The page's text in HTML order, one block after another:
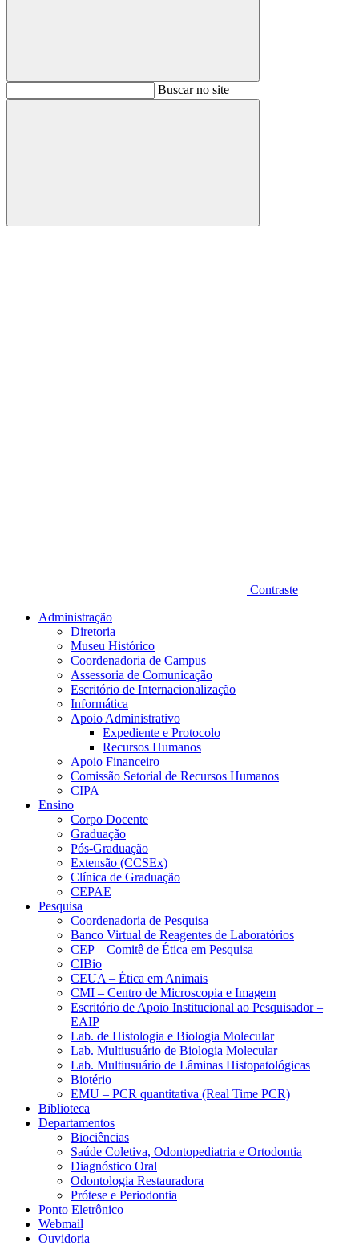
BuscarBuscar no site
Buscar
Contraste
Administração
Diretoria
Museu Histórico
Coordenadoria de Campus
Assessoria de Comunicação
Escritório de Internacionalização
Informática
Apoio Administrativo
Expediente e Protocolo
Recursos Humanos
Apoio Financeiro
Comissão Setorial de Recursos Humanos
CIPA
Ensino
Corpo Docente
Graduação
Pós-Graduação
Extensão (CCSEx)
Clínica de Graduação
CEPAE
Pesquisa
Coordenadoria de Pesquisa
Banco Virtual de Reagentes de Laboratórios
CEP – Comitê de Ética em Pesquisa
CIBio
CEUA – Ética em Animais
CMI – Centro de Microscopia e Imagem
Escritório de Apoio Institucional ao Pesquisador –
EAIP
Lab. de Histologia e Biologia Molecular
Lab. Multiusuário de Biologia Molecular
Lab. Multiusuário de Lâminas Histopatológicas
Biotério
EMU – PCR quantitativa (Real Time PCR)
Biblioteca
Departamentos
Biociências
Saúde Coletiva, Odontopediatria e Ortodontia
Diagnóstico Oral
Odontologia Restauradora
Prótese e Periodontia
Ponto Eletrônico
Webmail
Ouvidoria